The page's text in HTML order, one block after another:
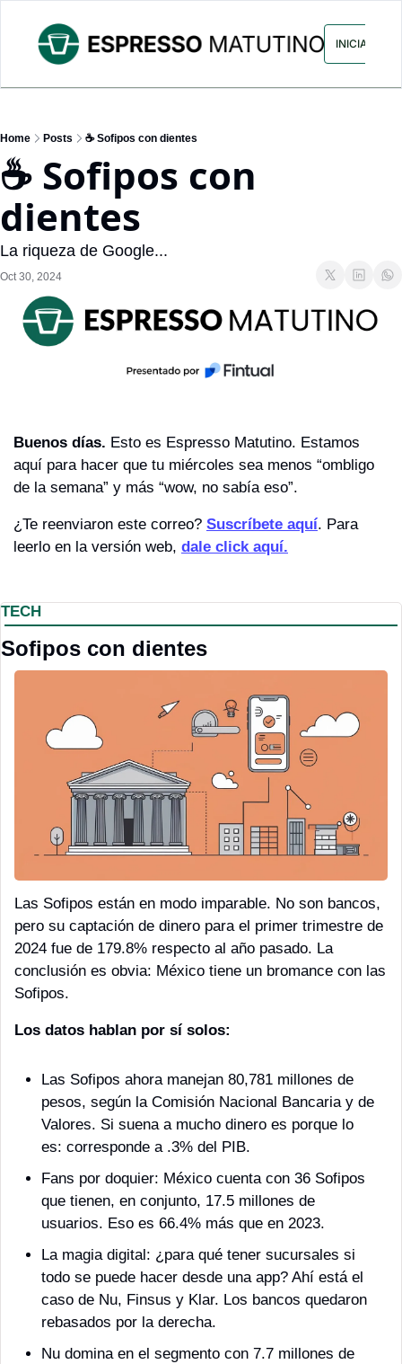
ARCHIVO ANUNCIA CON
INICIAR
Home Posts ☕ Sofipos con dientes
☕ Sofipos con
dientes
La riqueza de Google...
Oct 30, 2024
Buenos días. Esto es Espresso Matutino. Estamos
aquí para hacer que tu miércoles sea menos “ombligo
de la semana” y más “wow, no sabía eso”.
¿Te reenviaron este correo? Suscríbete aquí. Para
leerlo en la versión web, dale click aquí.
TECH
Sofipos con dientes
Las Sofipos están en modo imparable. No son bancos,
pero su captación de dinero para el primer trimestre de
2024 fue de 179.8% respecto al año pasado. La
conclusión es obvia: México tiene un bromance con las
Sofipos.
Los datos hablan por sí solos:
Las Sofipos ahora manejan 80,781 millones de
pesos, según la Comisión Nacional Bancaria y de
Valores. Si suena a mucho dinero es porque lo
es: corresponde a .3% del PIB.
Fans por doquier: México cuenta con 36 Sofipos
que tienen, en conjunto, 17.5 millones de
usuarios. Eso es 66.4% más que en 2023.
La magia digital: ¿para qué tener sucursales si
todo se puede hacer desde una app? Ahí está el
caso de Nu, Finsus y Klar. Los bancos quedaron
rebasados por la derecha.
Nu domina en el segmento con 7.7 millones de